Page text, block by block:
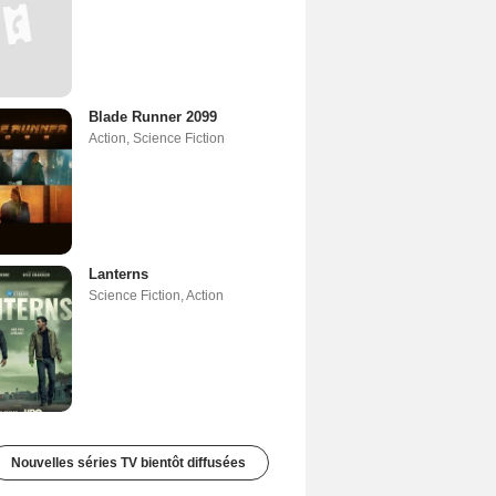
Blade Runner 2099
Action, Science Fiction
Lanterns
Science Fiction,Action
Nouvelles séries TV bientôt diffusées